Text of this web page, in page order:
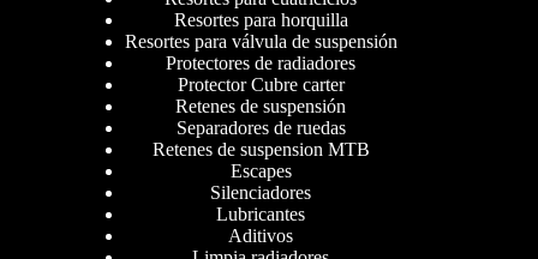
Resortes para horquilla
Resortes para válvula de suspensión
Protectores de radiadores
Protector Cubre carter
Retenes de suspensión
Separadores de ruedas
Retenes de suspension MTB
Escapes
Silenciadores
Lubricantes
Aditivos